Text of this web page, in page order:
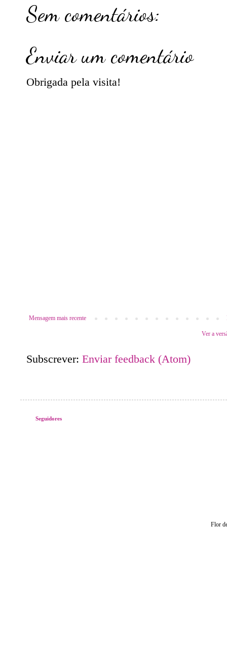
Sem comentários:
Enviar um comentário
Obrigada pela visita!
Mensagem mais recente
Ver a
Subscrever: Enviar feedback (Atom)
Seguidores
Flor